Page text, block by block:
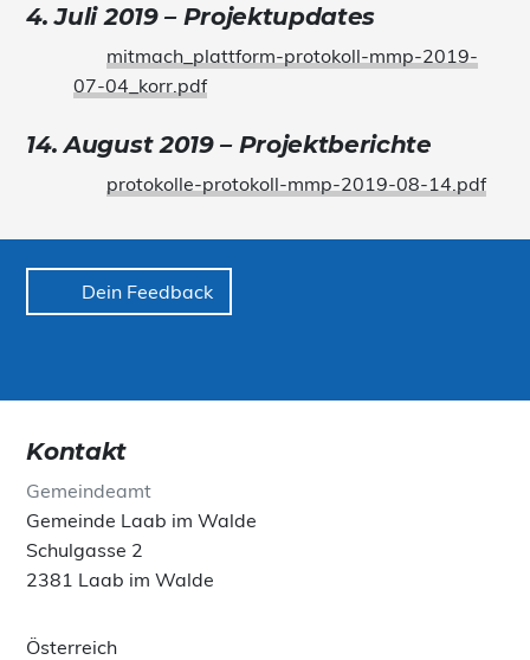
4. Juli 2019 – Projektupdates
mitmach_plattform-protokoll-mmp-2019-
07-04_korr.pdf
14. August 2019 – Projektberichte
protokolle-protokoll-mmp-2019-08-14.pdf
Dein Feedback
Kontakt
Gemeindeamt
Gemeinde Laab im Walde
Schulgasse 2
2381 Laab im Walde
Österreich